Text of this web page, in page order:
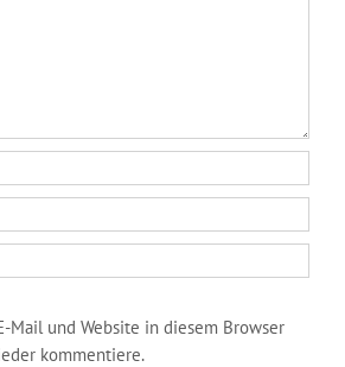
Mail und Website in diesem Browser
kommentiere.